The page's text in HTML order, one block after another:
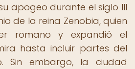
apogeo durante el siglo III
de la reina Zenobia, quien
romano y expandió el
hasta incluir partes del
Sin embargo, la ciudad